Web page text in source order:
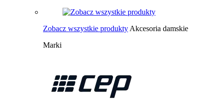
Zobacz wszystkie produkty Akcesoria damskie
Marki